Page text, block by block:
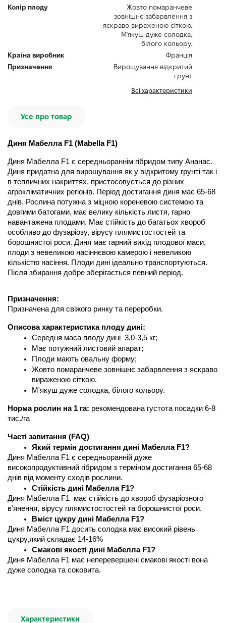
Колір плоду
Жовто помаранчеве
зовнішнє забарвлення з
яскраво вираженою сіткою.
М'якуш дуже солодка,
білого кольору.
Країна виробник
Франція
Призначення
Вирощування відкритий
грунт
Всі характеристики
Усе про товар
Диня Мабелла F1 (Mabella F1)
Диня Мабелла F1 є середньораннім гібридом типу Ананас.
Диня придатна для вирощування як у відкритому грунті так і
в тепличних накриттях, пристосовується до різних
агрокліматичних регіонів. Період достигання диня має 65-68
днів. Рослина потужна з міцною кореневою системою та
довгими батогами, має велику кількість листя, гарно
навантажена плодами. Має стійкість до багатьох хвороб
особливо до фузаріозу, вірусу плямистостостей та
борошнистої роси. Диня має гарний вихід плодової маси,
плоди з невеликою насіннєвою камерою і невеликою
кількістю насіння. Плоди дині ідеально транспортуються.
Після збирання добре зберігається певний період.
Призначення:
Призначена для свіжого ринку та переробки.
Описова характеристика плоду дині:
Середня маса плоду дині  3,0-3,5 кг;
Має потужний листовий апарат;
Плоди мають овальну форму;
Жовто помаранчеве зовнішнє забарвлення з яскраво
вираженою сіткою.
М'якуш дуже солодка, білого кольору.
Норма рослин на 1 га: рекомендована густота посадки 6-8
тис./га
Часті запитання (FAQ)
Який термін достигання дині Мабелла F1?
Диня Мабелла F1 є середньоранній дуже
високопродуктивний гібридом з терміном достигання 65-68
днів від моменту сходів рослини.
Стійкість дині Мабелла F1?
Диня Мабелла F1  має стійкість до хвороб фузаріозного
в'янення, вірусу плямистостостей та борошнистої роси.
Вміст цукру дині Мабелла F1?
Диня Мабелла F1 досить солодка має високий рівень
цукру,який складає 14-16%
Смакові якості дині Мабелла F1?
Диня Мабелла F1 має неперевершені смакові якості вона
дуже солодка та соковита.
Характеристики